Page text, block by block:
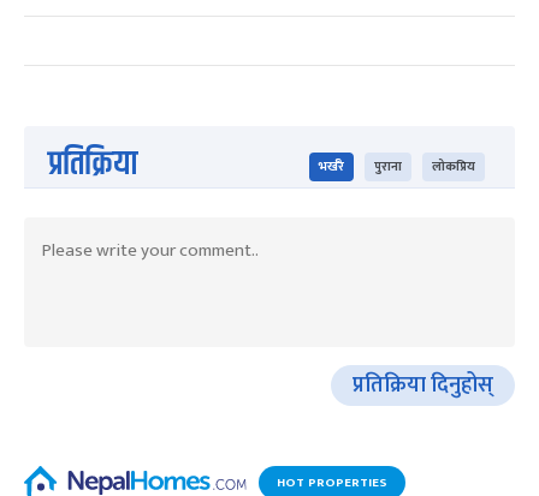
प्रतिक्रिया भर्खरै पुराना लोकप्रिय
प्रतिक्रिया दिनुहोस्
HOT PROPERTIES